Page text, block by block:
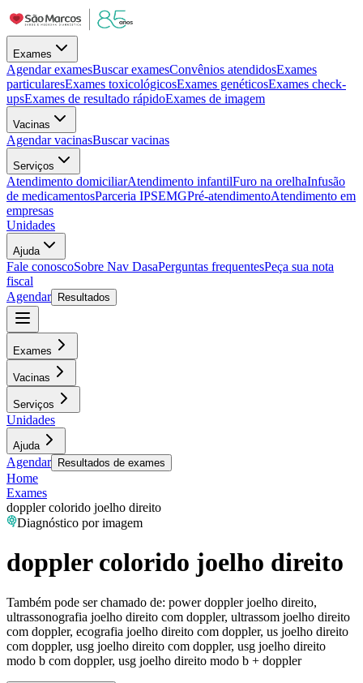
Exames
Agendar examesBuscar examesConvênios atendidosExames
particularesExames toxicológicosExames genéticosExames check-
upsExames de resultado rápidoExames de imagem
Vacinas
Agendar vacinasBuscar vacinas
Serviços
Atendimento domiciliarAtendimento infantilFuro na orelhaInfusão
de medicamentosParceria IPSEMGPré-atendimentoAtendimento em
empresas
Unidades
Ajuda
Fale conoscoSobre Nav DasaPerguntas frequentesPeça sua nota
fiscal
Agendar
Resultados
Exames
Vacinas
Serviços
Unidades
Ajuda
Agendar Resultados de exames
Home
Exames
doppler colorido joelho direito
Diagnóstico por imagem
doppler colorido joelho direito
Também pode ser chamado de: power doppler joelho direito,
ultrassonografia joelho direito com doppler, ultrassom joelho direito
com doppler, ecografia joelho direito com doppler, us joelho direito
com doppler, usg joelho direito com doppler, usg joelho direito
modo b com doppler, usg joelho direito modo b + doppler